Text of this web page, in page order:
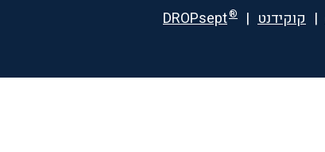
| קוקידנט |
DROPsept®